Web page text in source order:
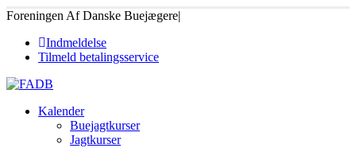
Foreningen Af Danske Buejægere|
Indmeldelse
Tilmeld betalingsservice
Kalender
Buejagtkurser
Jagtkurser